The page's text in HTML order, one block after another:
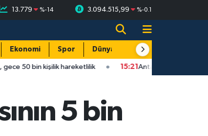
13.779 %-14 3.094.515,99 %-0.1
Ekonomi Spor Dünya Resmi Reklamlar
15:21Antalya'da korkutan çarpışma: Ehliyetsiz
5 bin